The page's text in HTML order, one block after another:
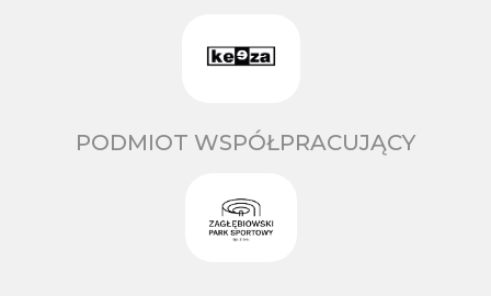
PODMIOT WSPÓŁPRACUJĄCY